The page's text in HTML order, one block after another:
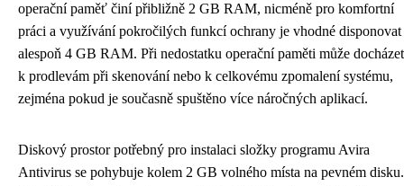
operační paměť činí přibližně 2 GB RAM, nicméně pro komfortní
práci a využívání pokročilých funkcí ochrany je vhodné disponovat
alespoň 4 GB RAM. Při nedostatku operační paměti může docházet
k prodlevám při skenování nebo k celkovému zpomalení systému,
zejména pokud je současně spuštěno více náročných aplikací.
Diskový prostor potřebný pro instalaci složky programu Avira
Antivirus se pohybuje kolem 2 GB volného místa na pevném disku.